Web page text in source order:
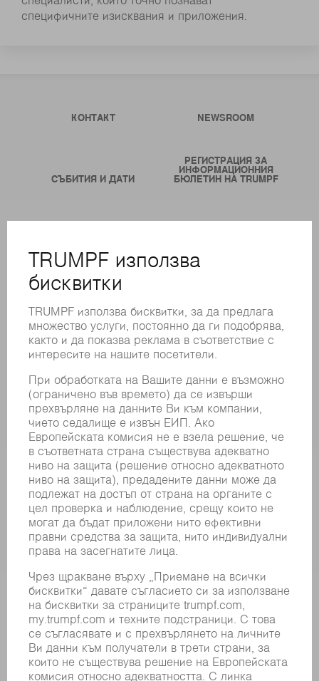
специфичните изисквания и приложения.
КОНТАКТ NEWSROOM
СЪБИТИЯ И ДАТИ
РЕГИСТРАЦИЯ ЗА
ИНФОРМАЦИОННИЯ
БЮЛЕТИН НА TRUMPF
ОНЛАЙН УСЛУГИ
КОНТАКТИ
ФИЛИАЛИ
РЕГИСТРИРАНЕ ЗА БЮЛЕТИН
MYTRUMPF
ИНФОРМАЦИОННИ ЛИСТОВЕ ЗА БЕЗОПАСНОСТ
ПРОДУКТИ
ЛАЗЕР
СИЛОВА ЕЛЕКТРОНИКА
ЕЛЕКТРИЧЕСКИ ИНСТРУМЕНТИ
SMART FACTORY
СОФТУЕР
УСЛУГИ
ПРИЛОЖЕНИЯ
ОТРАСЛИ
КОМПАНИЯТА
КАРИЕРИ
СВОБОДНИ ПОЗИЦИИ
ПРОФИЛ НА КОМПАНИЯТА
УПРАВИТЕЛЕН СЪВЕТ
БИЗНЕС ПРИНЦИПИ
СЪОТВЕТСТВИЕ
СИСТЕМА ЗА ПОДАВАНЕ НА СИГНАЛИ
SECURITY
ПРЕССЪОБЩЕНИЯ
СПИСАНИЯ
УСТОЙЧИВОСТ